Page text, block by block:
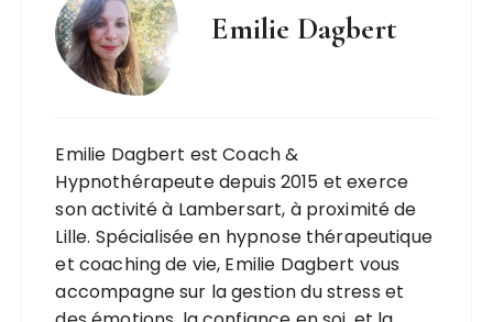
Emilie Dagbert
Emilie Dagbert est Coach &
Hypnothérapeute depuis 2015 et exerce
son activité à Lambersart, à proximité de
Lille. Spécialisée en hypnose thérapeutique
et coaching de vie, Emilie Dagbert vous
accompagne sur la gestion du stress et